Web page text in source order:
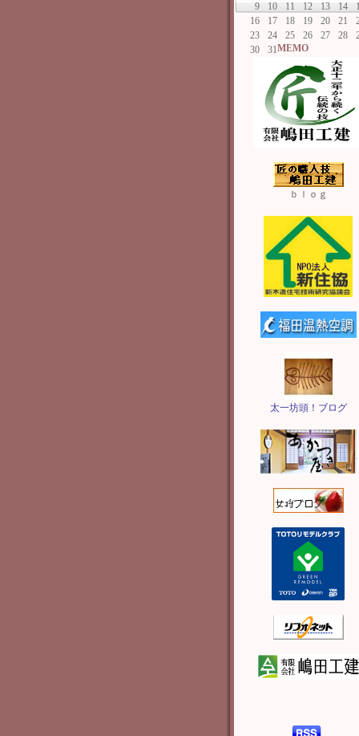
9
16
23
30
10
17
24
31
11
18
25
12
19
26
13
20
27
14
21
28
MEMO
ｂｌｏｇ
太一坊頭！ブログ